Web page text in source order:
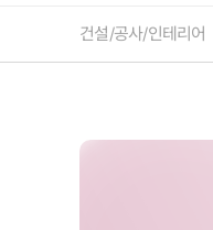
건설/공사/인테리어